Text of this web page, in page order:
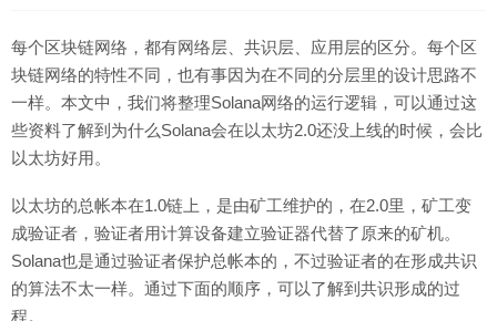
每个区块链网络，都有网络层、共识层、应用层的区分。每个区
块链网络的特性不同，也有事因为在不同的分层里的设计思路不
一样。本文中，我们将整理Solana网络的运行逻辑，可以通过这
些资料了解到为什么Solana会在以太坊2.0还没上线的时候，会比
以太坊好用。
以太坊的总帐本在1.0链上，是由矿工维护的，在2.0里，矿工变
成验证者，验证者用计算设备建立验证器代替了原来的矿机。
Solana也是通过验证者保护总帐本的，不过验证者的在形成共识
的算法不太一样。通过下面的顺序，可以了解到共识形成的过
程。